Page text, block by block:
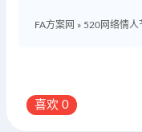
FA方案网 » 520网络情人
喜欢 0